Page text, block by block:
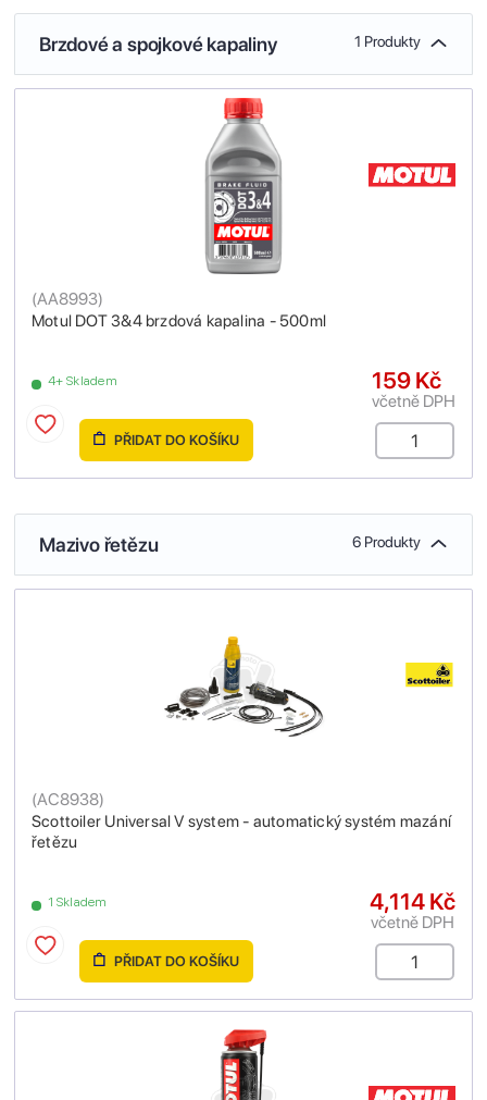
Brzdové a spojkové kapaliny 1 Produkty
Motul DOT 3&4 brzdová kapalina - 500ml
(AA8993)
4+ Skladem 159 Kč
včetně DPH
PŘIDAT DO KOŠÍKU
Mazivo řetězu 6 Produkty
Scottoiler Universal V system - automatický systém mazání
řetězu
(AC8938)
1 Skladem 4,114 Kč
včetně DPH
PŘIDAT DO KOŠÍKU